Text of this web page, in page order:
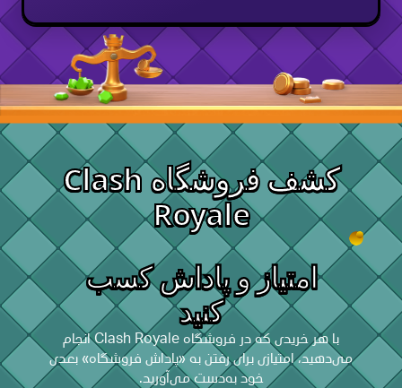
کشف فروشگاه Clash
Royale
امتیاز و پاداش کسب
کنید
با هر خریدی که در فروشگاه Clash Royale انجام
می‌دهید، امتیازی برای رفتن به «پاداش فروشگاه» بعدی
خود به‌دست می‌آورید.